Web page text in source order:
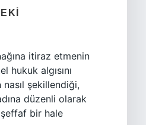
itiraz etmenin
algısını
şekillendiği,
düzenli olarak
şeffaf bir hale